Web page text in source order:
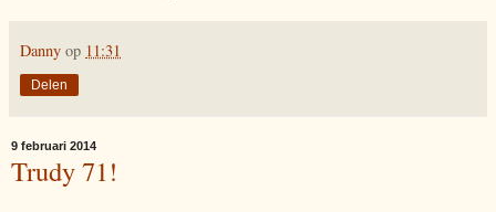
Danny op 11:31
Delen
9 februari 2014
Trudy 71!